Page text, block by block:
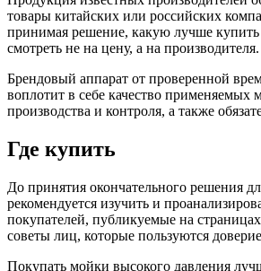
товары китайских или российских
принимая решение, какую лучше
смотреть не на цену, а на производителя.
Брендовый аппарат от проверенной
воплотит в себе качество применяемых
производства и контроля, а также
Где купить
До принятия окончательного решения
рекомендуется изучить и
покупателей, публикуемые на
советы лиц, которые пользуются
Покупать мойки высокого давления